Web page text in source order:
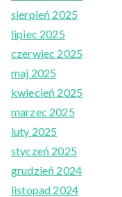
sierpień 2025
lipiec 2025
czerwiec 2025
maj 2025
kwiecień 2025
marzec 2025
luty 2025
styczeń 2025
grudzień 2024
listopad 2024